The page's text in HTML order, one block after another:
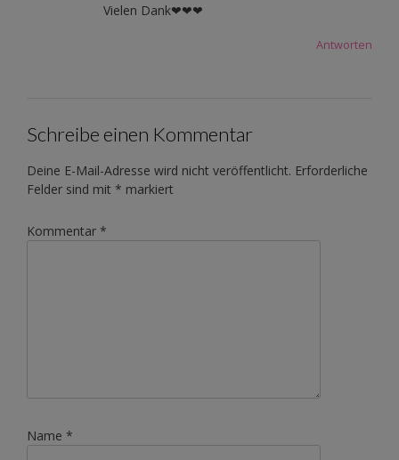
Vielen Dank❤❤❤
Antworten
Schreibe einen Kommentar
Deine E-Mail-Adresse wird nicht veröffentlicht. Erforderliche
Felder sind mit * markiert
Kommentar *
Name *